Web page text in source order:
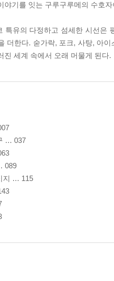
야기를 잇는 구루구루메의 수호
특유의 다정하고 섬세한 시선은
더한다. 숟가락, 포크, 사탕, 아
진 세계 속에서 오래 머물게 된다.
… 037
089
지 … 115